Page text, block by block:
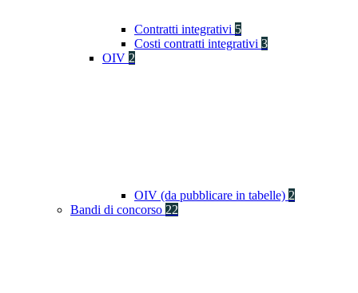
Contratti integrativi 5
Costi contratti integrativi 3
OIV 2
OIV (da pubblicare in tabelle) 2
Bandi di concorso 22